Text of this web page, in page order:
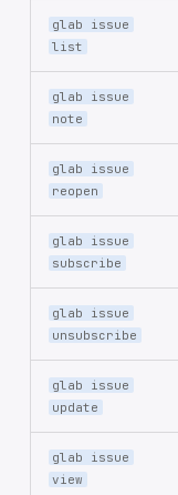
glab issue
list
glab issue
note
glab issue
reopen
glab issue
subscribe
glab issue
unsubscribe
glab issue
update
glab issue
view